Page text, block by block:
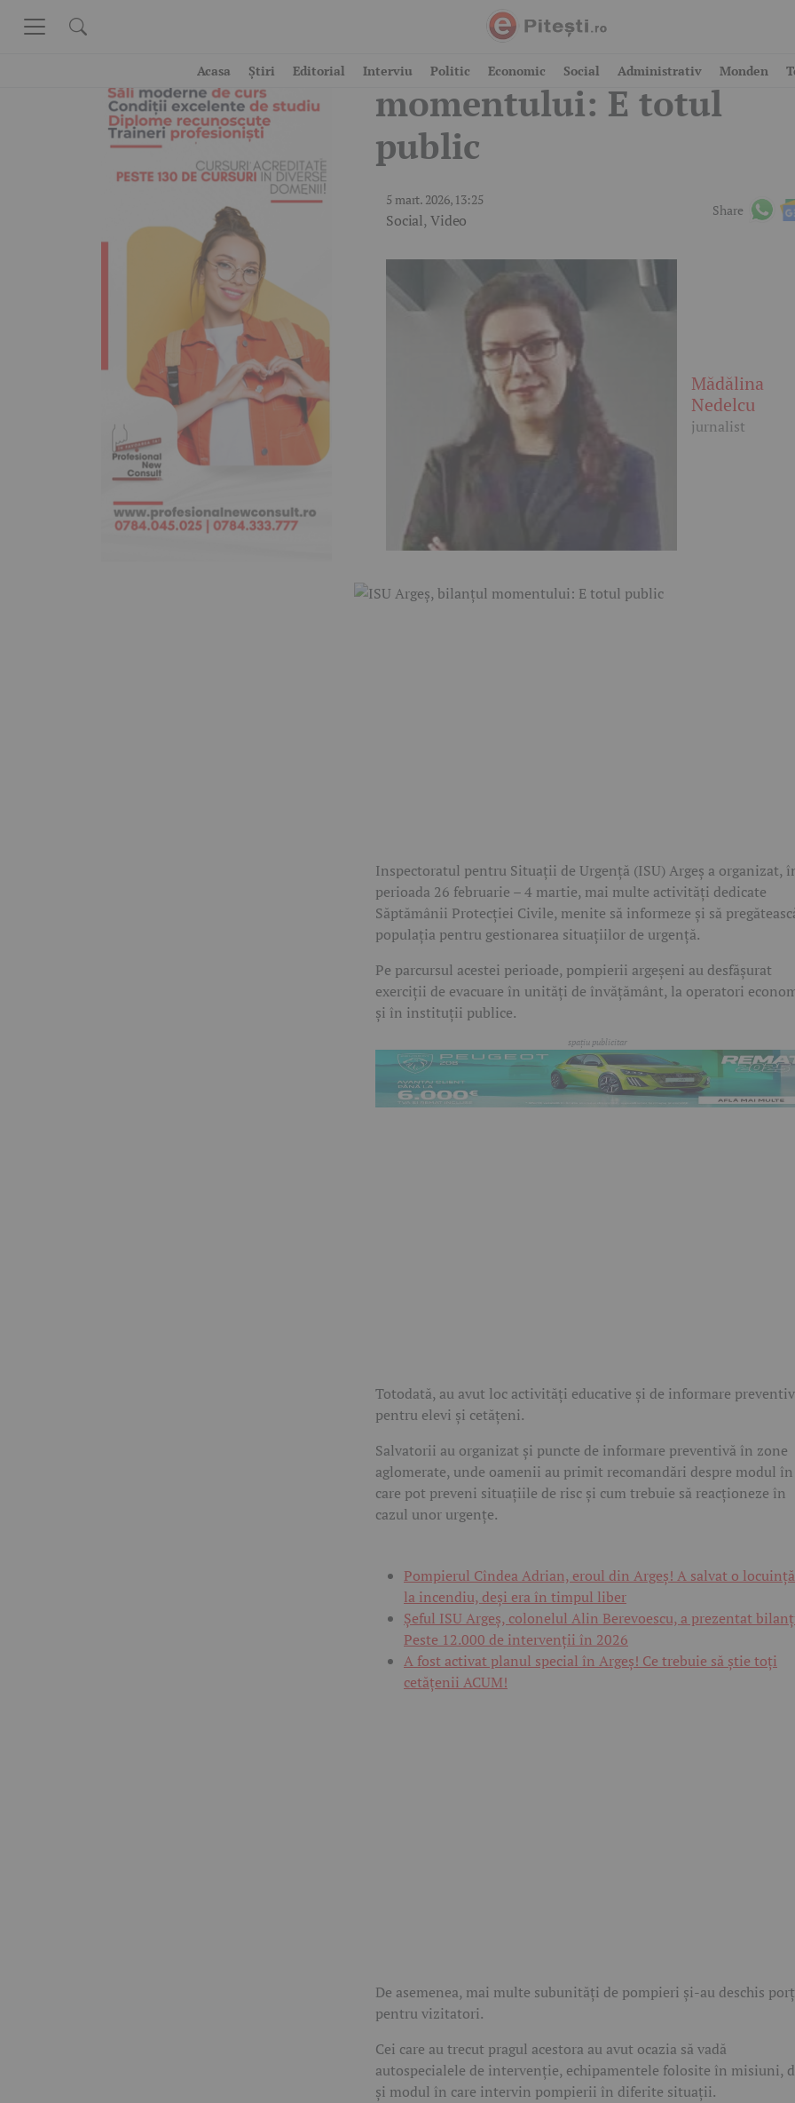
Acasa Știri Editorial Interviu Politic Economic Social Administrativ Monden
ISU Argeș, bilanțul
momentului: E totul
public
5 mart. 2026, 13:25
Social,Video
Share
Mădălina
Nedelcu
jurnalist
Inspectoratul pentru Situații de Urgență (ISU) Argeș a organizat,
perioada 26 februarie – 4 martie, mai multe activități dedicate
Săptămânii Protecției Civile, menite să informeze și să
populația pentru gestionarea situațiilor de urgență.
Pe parcursul acestei perioade, pompierii argeșeni au desfășurat
exerciții de evacuare în unități de învățământ, la operatori
și în instituții publice.
Totodată, au avut loc activități educative și de informare
pentru elevi și cetățeni.
Salvatorii au organizat și puncte de informare preventivă în zone
aglomerate, unde oamenii au primit recomandări despre modul în
care pot preveni situațiile de risc și cum trebuie să reacționeze în
cazul unor urgențe.
Pompierul Cîndea Adrian, eroul din Argeș! A salvat o
la incendiu, deși era în timpul liber
Șeful ISU Argeș, colonelul Alin Berevoescu, a prezentat
Peste 12.000 de intervenții în 2026
A fost activat planul special în Argeș! Ce trebuie să știe toți
cetățenii ACUM!
De asemenea, mai multe subunități de pompieri și-au deschis
pentru vizitatori.
Cei care au trecut pragul acestora au avut ocazia să vadă
autospecialele de intervenție, echipamentele folosite în misiuni,
și modul în care intervin pompierii în diferite situații.